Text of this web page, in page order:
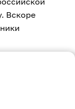
Вскоре